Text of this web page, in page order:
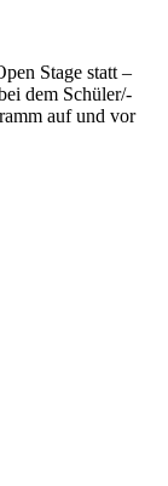
Stage statt –
dem Schüler/-
auf und vor